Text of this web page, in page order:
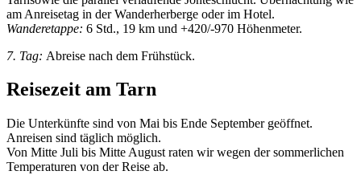
am Anreisetag in der Wanderherberge oder im Hotel.
Wanderetappe: 6 Std., 19 km und +420/-970 Höhenmeter.
7. Tag: Abreise nach dem Frühstück.
Reisezeit am Tarn
Die Unterkünfte sind von Mai bis Ende September geöffnet.
Anreisen sind täglich möglich.
Von Mitte Juli bis Mitte August raten wir wegen der sommerlichen
Temperaturen von der Reise ab.